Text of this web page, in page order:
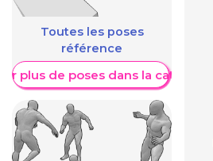
Toutes les poses
référence
plus de poses dans la catégorie